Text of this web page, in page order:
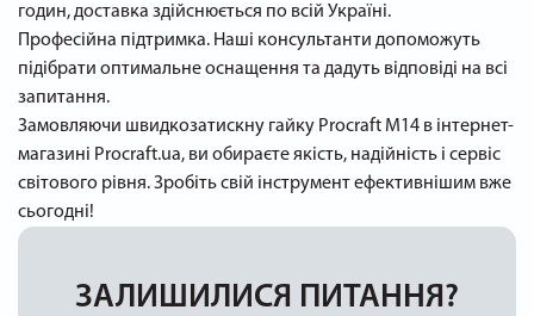
годин, доставка здійснюється по всій Україні.
Професійна підтримка. Наші консультанти допоможуть
підібрати оптимальне оснащення та дадуть відповіді на всі
запитання.
Замовляючи швидкозатискну гайку Procraft M14 в інтернет-
магазині Procraft.ua, ви обираєте якість, надійність і сервіс
світового рівня. Зробіть свій інструмент ефективнішим вже
сьогодні!
ЗАЛИШИЛИСЯ ПИТАННЯ?